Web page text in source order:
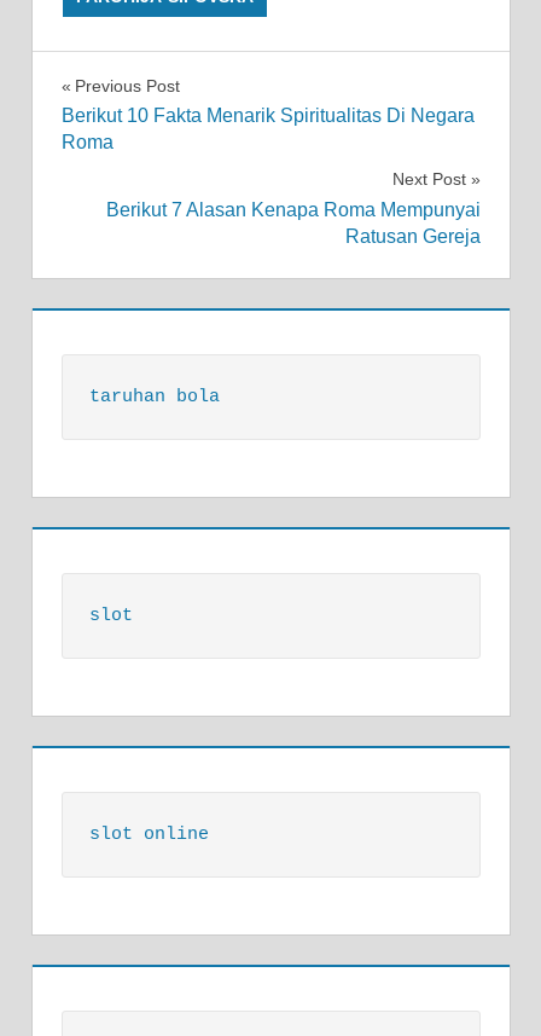
Post
navigation
Previous Post
Berikut 10 Fakta Menarik Spiritualitas Di Negara
Roma
Next Post
Berikut 7 Alasan Kenapa Roma Mempunyai
Ratusan Gereja
taruhan bola
slot
slot online